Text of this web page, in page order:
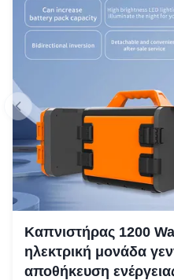
Καπνιστήρας 1200
ηλεκτρική μονάδα
αποθήκευση